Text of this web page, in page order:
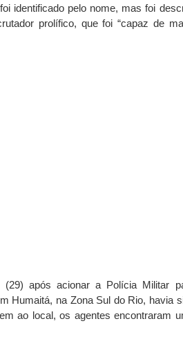
identificado pelo nome, mas foi
prolífico, que foi “capaz de
após acionar a Polícia Militar
Humaitá, na Zona Sul do Rio, havia
ao local, os agentes encontraram